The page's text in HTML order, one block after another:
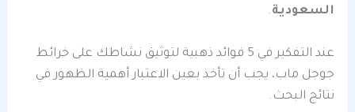
السعودية.
عند التفكير في 5 فوائد ذهبية لتوثيق نشاطك على خرائط
جوجل ماب، يجب أن تأخذ بعين الاعتبار أهمية الظهور في
نتائج البحث.